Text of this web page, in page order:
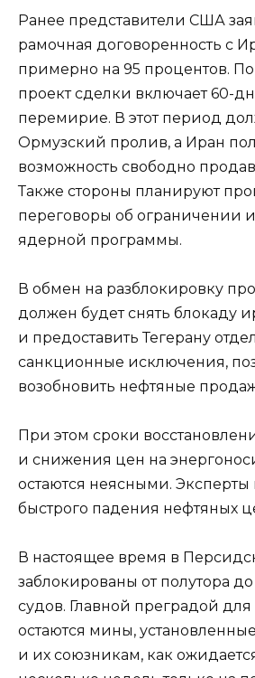
Ранее представители США
рамочная договоренность с
примерно на 95 процентов.
проект сделки включает 60-
перемирие. В этот период
Ормузский пролив, а Иран
возможность свободно
Также стороны планируют
переговоры об ограничении
ядерной программы.
В обмен на разблокировку
должен будет снять блокаду
и предоставить Тегерану
санкционные исключения,
возобновить нефтяные
При этом сроки
и снижения цен на
остаются неясными.
быстрого падения нефтяных
В настоящее время в
заблокированы от полутора до
судов. Главной преградой
остаются мины,
и их союзникам, как